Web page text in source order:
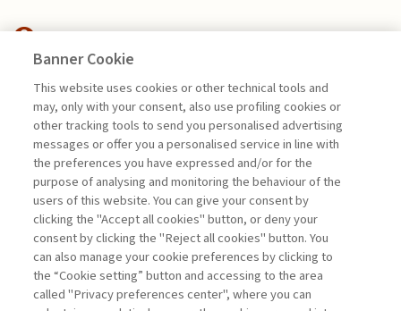
MANAGEMENT TIPS
GEOPOLITICA: UN ASSET PER LE
IMPRESE ...
di Marco Valigi
La consultazione dei libri è riservata esclusivamente
agli abbonati Premium
Legenda: Accedi Per registrati Per abbonati
Banner Cookie
This website uses cookies or other technical tools and
may, only with your consent, also use profiling cookies or
other tracking tools to send you personalised advertising
messages or offer you a personalised service in line with
the preferences you have expressed and/or for the
purpose of analysing and monitoring the behaviour of the
users of this website. You can give your consent by
clicking the "Accept all cookies" button, or deny your
consent by clicking the "Reject all cookies" button. You
can also manage your cookie preferences by clicking to
the “Cookie setting” button and accessing to the area
called "Privacy preferences center", where you can